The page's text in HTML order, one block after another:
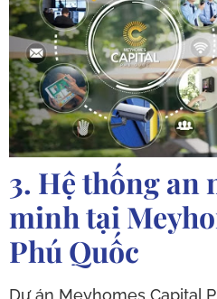
3. Hệ thống an
minh tại
Phú Quốc
Dự án Meyhomes Capital